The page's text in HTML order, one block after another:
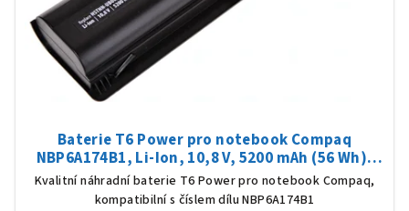
Baterie T6 Power pro notebook Compaq
NBP6A174B1, Li-Ion, 10,8 V, 5200 mAh (56 Wh),
černá
Kvalitní náhradní baterie T6 Power pro notebook Compaq,
kompatibilní s číslem dílu NBP6A174B1